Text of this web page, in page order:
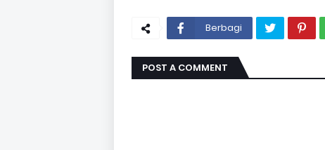
Berbagi
POST A COMMENT